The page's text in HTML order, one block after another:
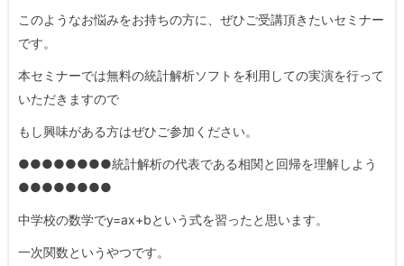
このようなお悩みをお持ちの方に、ぜひご受講頂きたいセミナー
です。
本セミナーでは無料の統計解析ソフトを利用しての実演を行って
いただきますので
もし興味がある方はぜひご参加ください。
●●●●●●●●統計解析の代表である相関と回帰を理解しよう
●●●●●●●●
中学校の数学でy=ax+bという式を習ったと思います。
一次関数というやつです。